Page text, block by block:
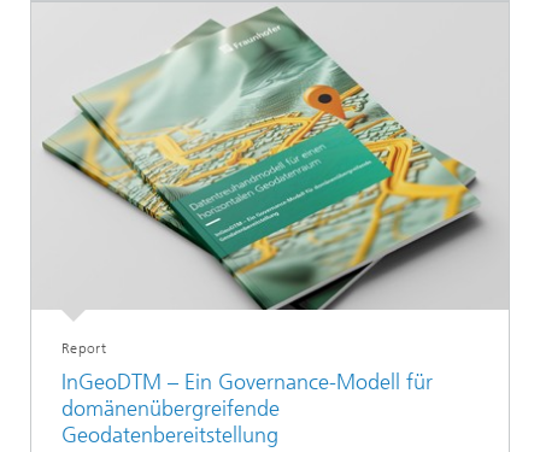
Report
InGeoDTM – Ein Governance-Modell für
domänenübergreifende
Geodatenbereitstellung